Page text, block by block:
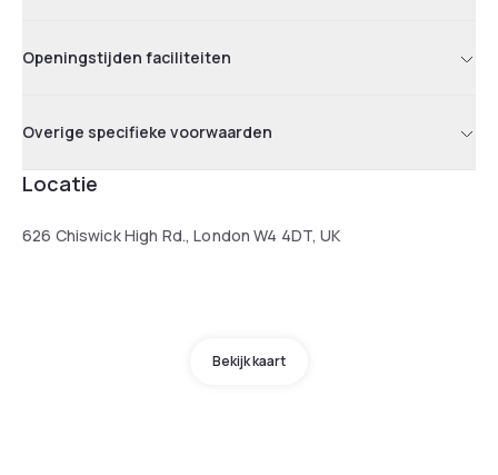
Openingstijden faciliteiten
Overige specifieke voorwaarden
Locatie
626 Chiswick High Rd., London W4 4DT, UK
Bekijk kaart